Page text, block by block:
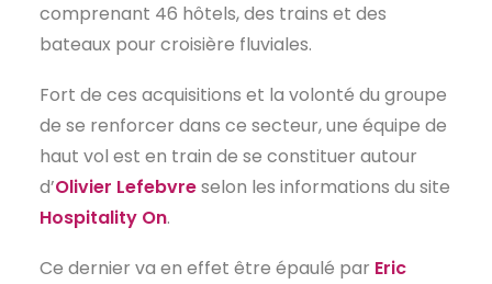
comprenant 46 hôtels, des trains et des
bateaux pour croisière fluviales.
Fort de ces acquisitions et la volonté du groupe
de se renforcer dans ce secteur, une équipe de
haut vol est en train de se constituer autour
d’Olivier Lefebvreselon les informations du site
Hospitality On.
Ce dernier va en effet être épaulé par Eric